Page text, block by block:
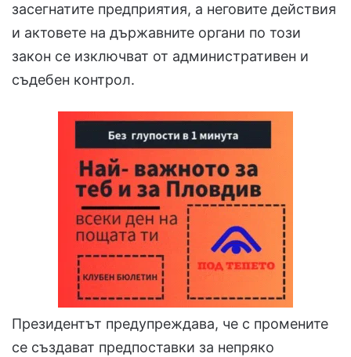
засегнатите предприятия, а неговите действия
и актовете на държавните органи по този
закон се изключват от административен и
съдебен контрол.
Президентът предупреждава, че с промените
се създават предпоставки за непряко